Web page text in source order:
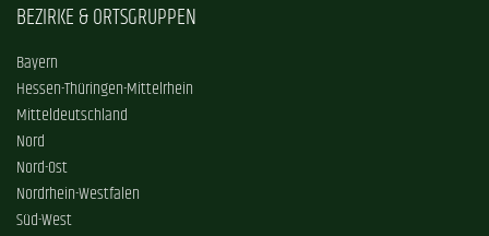
BEZIRKE & ORTSGRUPPEN
Bayern
Hessen-Thüringen-Mittelrhein
Mitteldeutschland
Nord
Nord-Ost
Nordrhein-Westfalen
Süd-West